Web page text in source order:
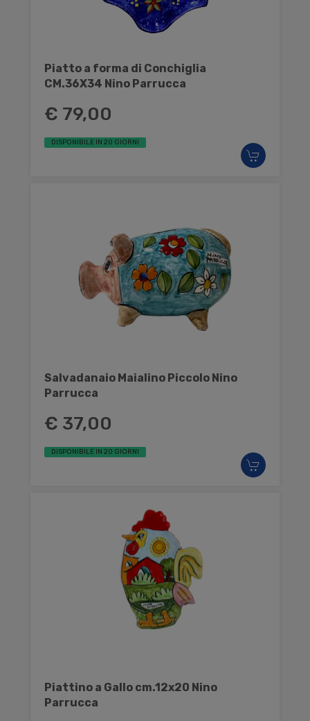
Piatto a forma di Conchiglia
CM.36X34 Nino Parrucca
€ 79,00
DISPONIBILE IN 20 GIORNI
Salvadanaio Maialino Piccolo Nino
Parrucca
€ 37,00
DISPONIBILE IN 20 GIORNI
Piattino a Gallo cm.12x20 Nino
Parrucca